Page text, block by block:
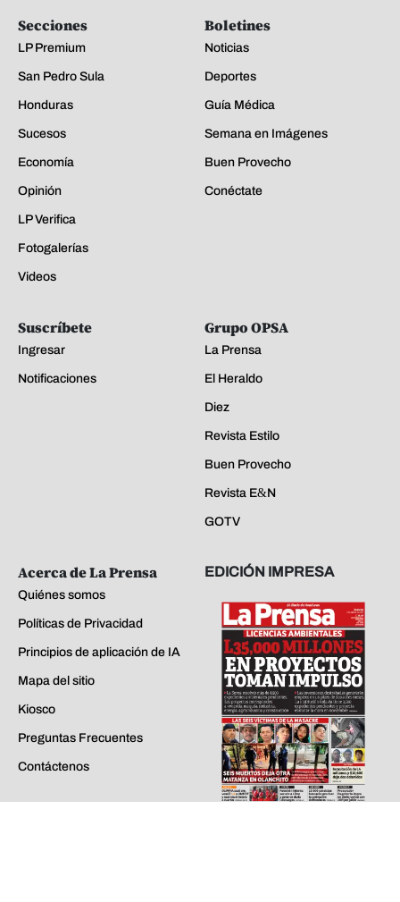
Secciones
LP Premium
San Pedro Sula
Honduras
Sucesos
Economía
Opinión
LP Verifica
Fotogalerías
Videos
Boletines
Noticias
Deportes
Guía Médica
Semana en Imágenes
Buen Provecho
Conéctate
Suscríbete
Ingresar
Notificaciones
Grupo OPSA
La Prensa
El Heraldo
Diez
Revista Estilo
Buen Provecho
Revista E&N
GOTV
Acerca de La Prensa
Quiénes somos
Políticas de Privacidad
Principios de aplicación de IA
Mapa del sitio
Kiosco
Preguntas Frecuentes
Contáctenos
EDICIÓN IMPRESA